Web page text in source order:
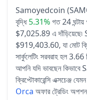
Samoyedcoin
বৃদ্ধি5.31%গত 24 ঘন্টায়
$7,025.89 এ দাঁড়িয়েছে৷
$919,403.60, যা মোট
সার্কুলেটিং সরবরাহ হল 3.66
আপনি যদি ভাবছেন
ক্রিপ্টোকারেন্সি এক্সচেঞ্জ যেমন
Orca অফার ট্রেডিং